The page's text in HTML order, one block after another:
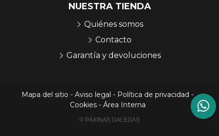
NUESTRA TIENDA
Quiénes somos
Contacto
Garantía y devoluciones
Mapa del sitio - Aviso legal - Política de privacidad -
Cookies- Área Interna
© PÁXINAS GALEGAS